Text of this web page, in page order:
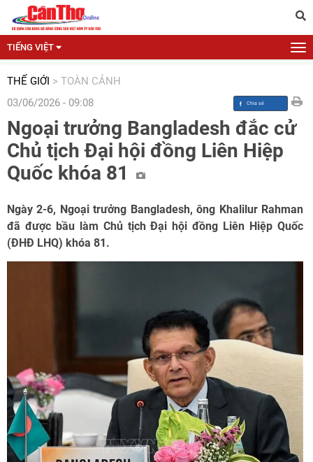
TIẾNG VIỆT
THẾ GIỚI > TOÀN CẢNH
03/06/2026 - 09:08
Ngoại trưởng Bangladesh đắc cử
Chủ tịch Đại hội đồng Liên Hiệp
Quốc khóa 81
Ngày 2-6, Ngoại trưởng Bangladesh, ông Khalilur Rahman
đã được bầu làm Chủ tịch Đại hội đồng Liên Hiệp Quốc
(ĐHĐ LHQ) khóa 81.